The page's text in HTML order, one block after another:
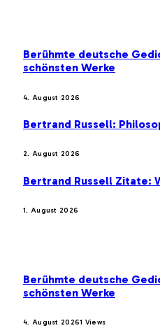
Berühmte deutsche
schönsten Werke
4. August 2026
Bertrand Russell:
2. August 2026
Bertrand Russell Zitate:
1. August 2026
Berühmte deutsche
schönsten Werke
4. August 20261 Views